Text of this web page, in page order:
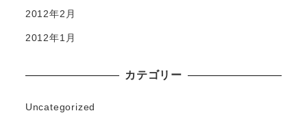
2012年2月
2012年1月
カテゴリー
Uncategorized